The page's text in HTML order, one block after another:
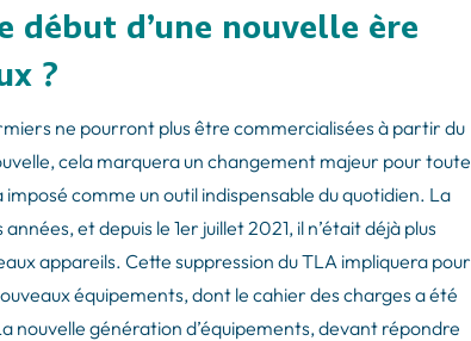
début d’une nouvelle ère
?
ne pourront plus être commercialisées à partir du
cela marquera un changement majeur pour toute
comme un outil indispensable du quotidien. La
et depuis le 1er juillet 2021, il n’était déjà plus
appareils. Cette suppression du TLA impliquera pour
équipements, dont le cahier des charges a été
nouvelle génération d’équipements, devant répondre